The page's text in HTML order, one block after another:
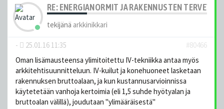
RE: ENERGIANORMIT JA RAKENNUSTEN TERVEYS
tekijänä arkkinikkari
- 25.01.16 11:35
#80466
Oman lisämausteensa ylimitoitettu IV-tekniikka antaa myös
arkkitehtisuunnitteluun. IV-kuilut ja konehuoneet lasketaan
rakennuksen bruttoalaan, ja kun kustannusarvioinnissa
käytetetään vanhoja kertoimia (eli 1,5 suhde hyötyalan ja
bruttoalan välillä), joudutaan "ylimääräisestä"